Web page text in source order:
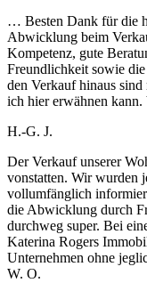
… Besten Dank für die
Abwicklung beim
Kompetenz, gute
Freundlichkeit sowie
den Verkauf hinaus
ich hier erwähnen
H.-G. J.
Der Verkauf unserer
vonstatten. Wir wurden
vollumfänglich
die Abwicklung durch
durchweg super. Bei
Katerina Rogers
Unternehmen ohne
W. O.